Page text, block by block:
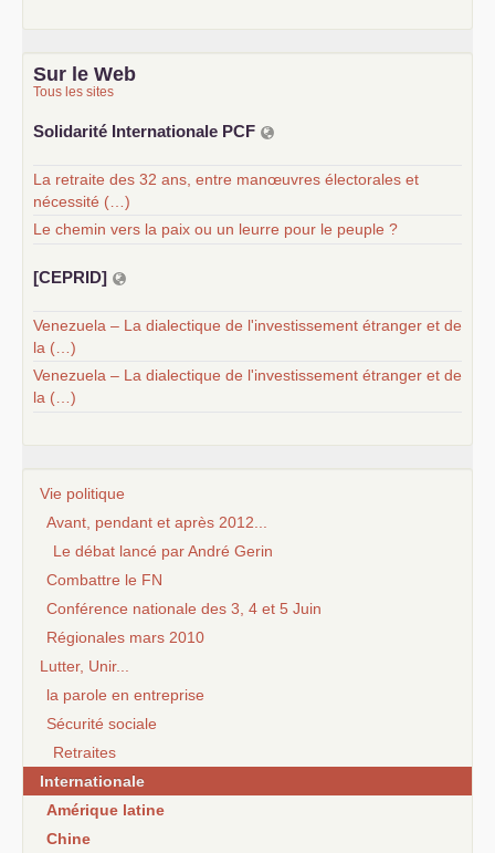
Sur le Web
Tous les sites
Solidarité Internationale PCF
La retraite des 32 ans, entre manœuvres électorales et
nécessité (…)
Le chemin vers la paix ou un leurre pour le peuple ?
[CEPRID]
Venezuela – La dialectique de l'investissement étranger et de
la (…)
Venezuela – La dialectique de l'investissement étranger et de
la (…)
Vie politique
Avant, pendant et après 2012...
Le débat lancé par André Gerin
Combattre le FN
Conférence nationale des 3, 4 et 5 Juin
Régionales mars 2010
Lutter, Unir...
la parole en entreprise
Sécurité sociale
Retraites
Internationale
Amérique latine
Chine